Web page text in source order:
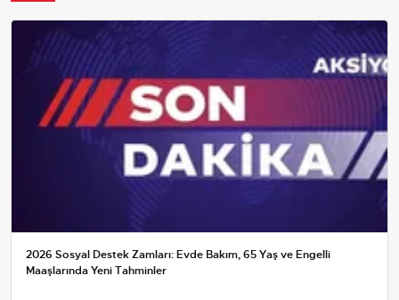
2026 Sosyal Destek Zamları: Evde Bakım, 65 Yaş ve Engelli
Maaşlarında Yeni Tahminler